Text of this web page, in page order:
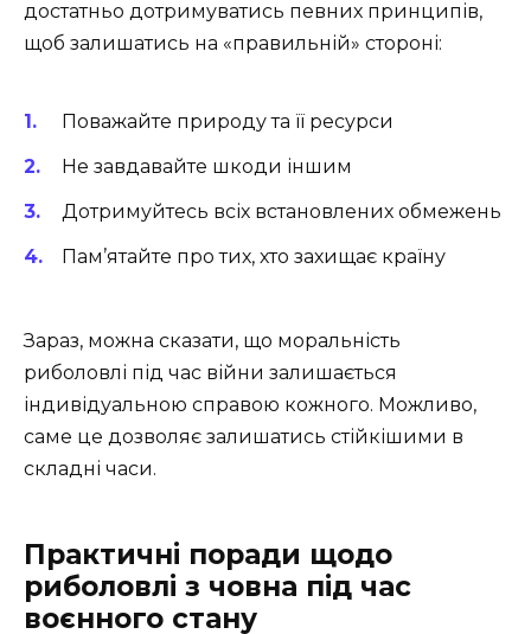
достатньо дотримуватись певних принципів,
щоб залишатись на «правильній» стороні:
Поважайте природу та її ресурси
Не завдавайте шкоди іншим
Дотримуйтесь всіх встановлених обмежень
Пам’ятайте про тих, хто захищає країну
Зараз, можна сказати, що моральність
риболовлі під час війни залишається
індивідуальною справою кожного. Можливо,
саме це дозволяє залишатись стійкішими в
складні часи.
Практичні поради щодо
риболовлі з човна під час
воєнного стану